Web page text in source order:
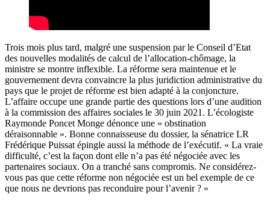
Trois mois plus tard, malgré une suspension par le Conseil d’Etat
des nouvelles modalités de calcul de l’allocation-chômage, la
ministre se montre inflexible. La réforme sera maintenue et le
gouvernement devra convaincre la plus juridiction administrative du
pays que le projet de réforme est bien adapté à la conjoncture.
L’affaire occupe une grande partie des questions lors d’une audition
à la commission des affaires sociales le 30 juin 2021. L’écologiste
Raymonde Poncet Monge dénonce une « obstination
déraisonnable ». Bonne connaisseuse du dossier, la sénatrice LR
Frédérique Puissat épingle aussi la méthode de l’exécutif. « La vraie
difficulté, c’est la façon dont elle n’a pas été négociée avec les
partenaires sociaux. On a tranché sans compromis. Ne considérez-
vous pas que cette réforme non négociée est un bel exemple de ce
que nous ne devrions pas reconduire pour l’avenir ? »